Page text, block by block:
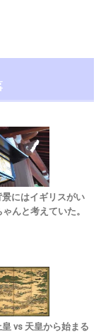
にはイギリスがい
んと考えていた。
vs 天皇から始まる